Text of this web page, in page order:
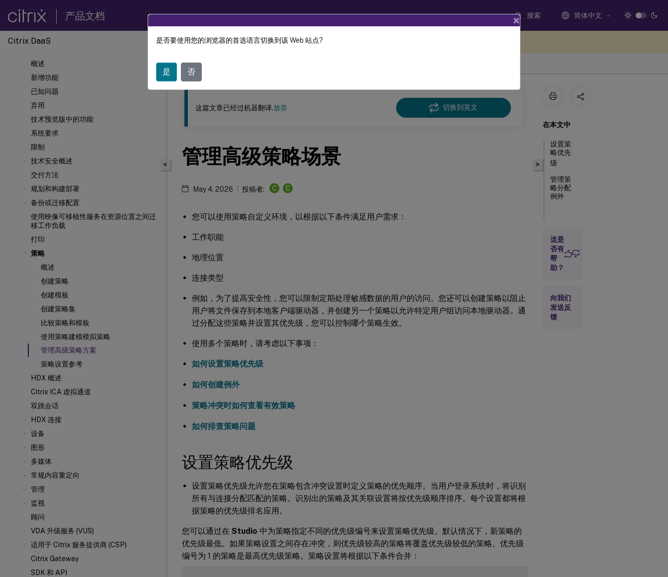
产品文档 搜索 简体中文
Citrix DaaS
概述
新增功能
已知问题
弃用
技术预览版中的功能
系统要求
限制
技术安全概述
交付方法
规划和构建部署
备份或迁移配置
使用映像可移植性服务在资源位置之间迁
移工作负载
打印
策略
概述
创建策略
创建模板
创建策略集
比较策略和模板
使用策略建模模拟策略
管理高级策略方案
策略设置参考
HDX 概述
Citrix ICA 虚拟通道
双跳会话
HDX 连接
设备
图形
多媒体
常规内容重定向
管理
监视
顾问
VDA 升级服务 (VUS)
适用于 Citrix 服务提供商 (CSP)
Citrix Gateway
SDK 和 API
此内容已经过机器动态翻译。
<
这篇文章已经过机器翻译.放弃 切换到英文
管理高级策略场景
May 4, 2026 投稿者: C C
您可以使用策略自定义环境，以根据以下条件满足用户需求：
工作职能
地理位置
连接类型
例如，为了提高安全性，您可以限制定期处理敏感数据的用户的访问。您还可以创建策略以阻止
用户将文件保存到本地客户端驱动器，并创建另一个策略以允许特定用户组访问本地驱动器。通
过分配这些策略并设置其优先级，您可以控制哪个策略生效。
使用多个策略时，请考虑以下事项：
如何设置策略优先级
如何创建例外
策略冲突时如何查看有效策略
如何排查策略问题
设置策略优先级
设置策略优先级允许您在策略包含冲突设置时定义策略的优先顺序。当用户登录系统时，将识别
所有与连接分配匹配的策略。识别出的策略及其关联设置将按优先级顺序排序。每个设置都将根
据策略的优先级排名应用。
您可以通过在 Studio 中为策略指定不同的优先级编号来设置策略优先级。默认情况下，新策略的
优先级最低。如果策略设置之间存在冲突，则优先级较高的策略将覆盖优先级较低的策略。优先级
编号为 1 的策略是最高优先级策略。策略设置将根据以下条件合并：
>
在本文中
设置策
略优先
级
管理策
略分配
例外
适用于
连接
使用
Director
这是
否有
帮
助？
向我们
发送反
馈
×
是否要使用您的浏览器的首选语言切换到该 Web 站点?
是 否